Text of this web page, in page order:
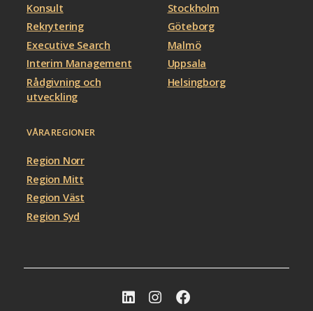
Konsult
Rekrytering
Executive Search
Interim Management
Rådgivning och
utveckling
Stockholm
Göteborg
Malmö
Uppsala
Helsingborg
VÅRA REGIONER
Region Norr
Region Mitt
Region Väst
Region Syd